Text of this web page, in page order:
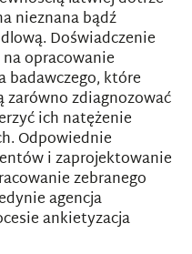
nieznana bądź
Doświadczenie
opracowanie
badawczego, które
zarówno zdiagnozować
ich natężenie
Odpowiednie
i zaprojektowanie
zebranego
agencja
ankietyzacja